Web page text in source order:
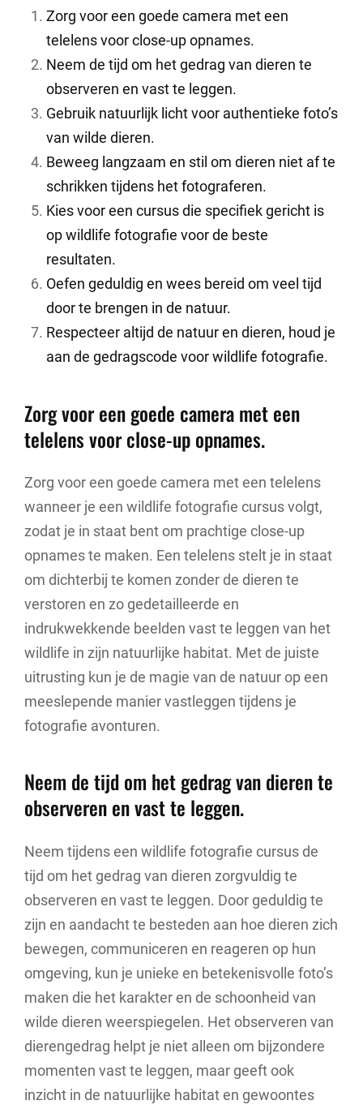
Zorg voor een goede camera met een
telelens voor close-up opnames.
Neem de tijd om het gedrag van dieren te
observeren en vast te leggen.
Gebruik natuurlijk licht voor authentieke foto’s
van wilde dieren.
Beweeg langzaam en stil om dieren niet af te
schrikken tijdens het fotograferen.
Kies voor een cursus die specifiek gericht is
op wildlife fotografie voor de beste
resultaten.
Oefen geduldig en wees bereid om veel tijd
door te brengen in de natuur.
Respecteer altijd de natuur en dieren, houd je
aan de gedragscode voor wildlife fotografie.
Zorg voor een goede camera met een
telelens voor close-up opnames.
Zorg voor een goede camera met een telelens
wanneer je een wildlife fotografie cursus volgt,
zodat je in staat bent om prachtige close-up
opnames te maken. Een telelens stelt je in staat
om dichterbij te komen zonder de dieren te
verstoren en zo gedetailleerde en
indrukwekkende beelden vast te leggen van het
wildlife in zijn natuurlijke habitat. Met de juiste
uitrusting kun je de magie van de natuur op een
meeslepende manier vastleggen tijdens je
fotografie avonturen.
Neem de tijd om het gedrag van dieren te
observeren en vast te leggen.
Neem tijdens een wildlife fotografie cursus de
tijd om het gedrag van dieren zorgvuldig te
observeren en vast te leggen. Door geduldig te
zijn en aandacht te besteden aan hoe dieren zich
bewegen, communiceren en reageren op hun
omgeving, kun je unieke en betekenisvolle foto’s
maken die het karakter en de schoonheid van
wilde dieren weerspiegelen. Het observeren van
dierengedrag helpt je niet alleen om bijzondere
momenten vast te leggen, maar geeft ook
inzicht in de natuurlijke habitat en gewoontes